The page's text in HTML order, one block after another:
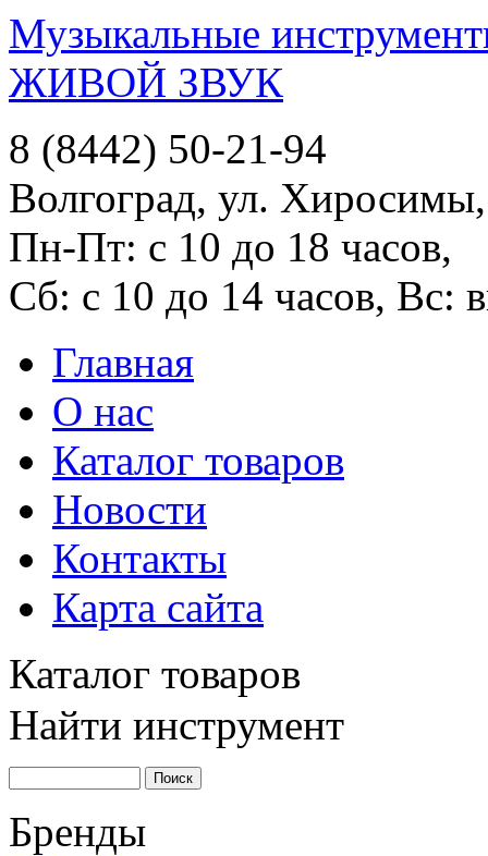
Музыкальные
ЖИВОЙ ЗВУК
8 (8442) 50-21-94
Волгоград, ул.
Пн-Пт: с 10 до 18 часов,
Сб: с 10 до 14 часов, Вс:
Главная
О нас
Каталог товаров
Новости
Контакты
Карта сайта
Каталог товаров
Найти инструмент
Бренды